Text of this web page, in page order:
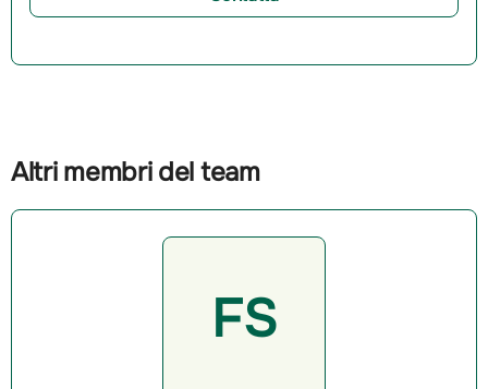
Altri membri del team
FS